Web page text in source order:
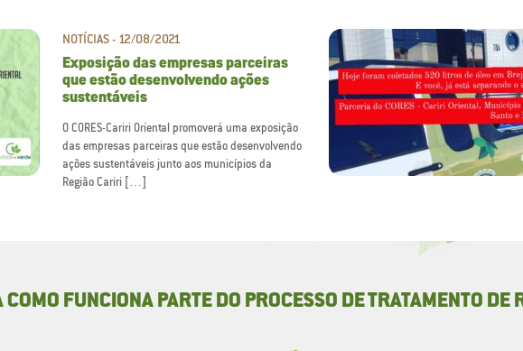
NOTÍCIAS - 12/08/2021
Exposição das empresas parceiras
que estão desenvolvendo ações
sustentáveis
O CORES-Cariri Oriental promoverá uma exposição
das empresas parceiras que estão desenvolvendo
ações sustentáveis junto aos municípios da
Região Cariri […]
COMO FUNCIONA PARTE DO PROCESSO DE TRATAMENTO DE